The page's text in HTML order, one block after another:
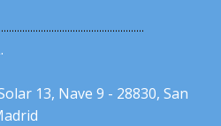
13, Nave 9 - 28830, San